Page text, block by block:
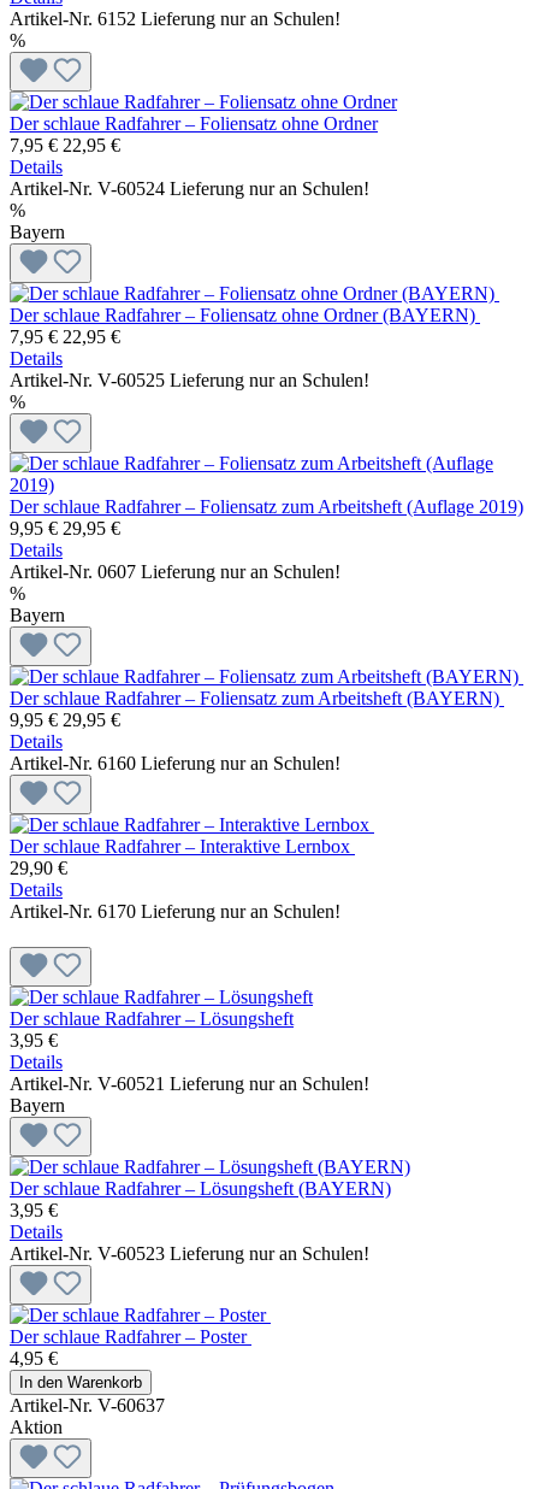
Artikel-Nr. 6152 Lieferung nur an Schulen!
%
Der schlaue Radfahrer – Foliensatz ohne Ordner
7,95 € 22,95 €
Details
Artikel-Nr. V-60524 Lieferung nur an Schulen!
%
Bayern
Der schlaue Radfahrer – Foliensatz ohne Ordner (BAYERN)
7,95 € 22,95 €
Details
Artikel-Nr. V-60525 Lieferung nur an Schulen!
%
Der schlaue Radfahrer – Foliensatz zum Arbeitsheft (Auflage 2019)
9,95 € 29,95 €
Details
Artikel-Nr. 0607 Lieferung nur an Schulen!
%
Bayern
Der schlaue Radfahrer – Foliensatz zum Arbeitsheft (BAYERN)
9,95 € 29,95 €
Details
Artikel-Nr. 6160 Lieferung nur an Schulen!
Der schlaue Radfahrer – Interaktive Lernbox
29,90 €
Details
Artikel-Nr. 6170 Lieferung nur an Schulen!
Der schlaue Radfahrer – Lösungsheft
3,95 €
Details
Artikel-Nr. V-60521 Lieferung nur an Schulen!
Bayern
Der schlaue Radfahrer – Lösungsheft (BAYERN)
3,95 €
Details
Artikel-Nr. V-60523 Lieferung nur an Schulen!
Der schlaue Radfahrer – Poster
4,95 €
In den Warenkorb
Artikel-Nr. V-60637
Aktion